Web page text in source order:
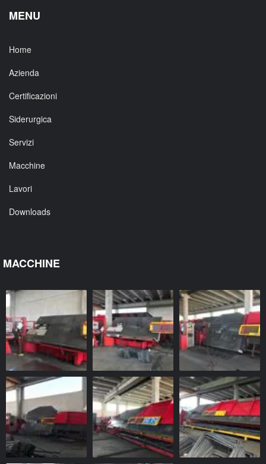
MENU
Home
Azienda
Certificazioni
Siderurgica
Servizi
Macchine
Lavori
Downloads
MACCHINE